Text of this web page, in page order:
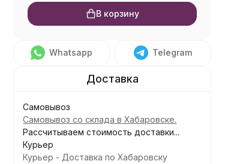
В корзину
Whatsapp Telegram
Самовывоз
Самовывоз со склада в Хабаровске.
Рассчитываем стоимость доставки...
Курьер
Курьер - Доставка по Хабаровску